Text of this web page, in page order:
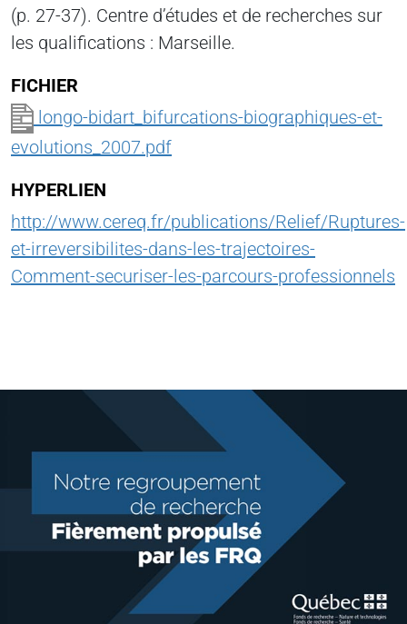
(p. 27-37). Centre d’études et de recherches sur
les qualifications : Marseille.
FICHIER
longo-bidart_bifurcations-biographiques-et-
evolutions_2007.pdf
HYPERLIEN
http://www.cereq.fr/publications/Relief/Ruptures-
et-irreversibilites-dans-les-trajectoires-
Comment-securiser-les-parcours-professionnels